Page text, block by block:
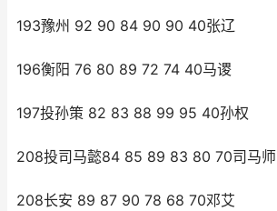
193豫州 92 90 84 90 90 40张辽
196衡阳 76 80 89 72 74 40马谡
197投孙策 82 83 88 99 95 40孙权
208投司马懿84 85 89 83 80 70司马师
208长安 89 87 90 78 68 70邓艾